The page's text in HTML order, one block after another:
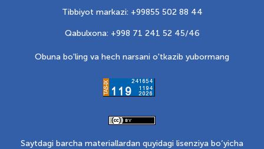
Tibbiyot markazi: +99855 502 88 44
Qabulxona: +998 71 241 52 45/46
Obuna bo'ling va hech narsani o'tkazib yubormang
Saytdagi barcha materiallardan quyidagi lisenziya bo‘yicha